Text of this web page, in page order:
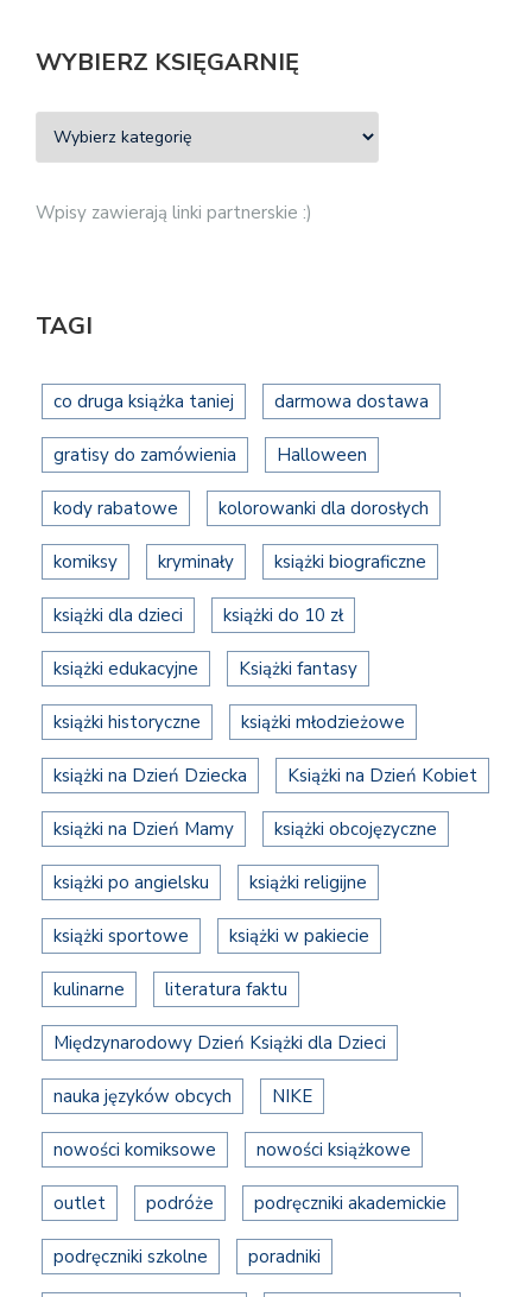
WYBIERZ KSIĘGARNIĘ
Wpisy zawierają linki partnerskie :)
TAGI
co druga książka taniej darmowa dostawa
gratisy do zamówienia Halloween
kody rabatowe kolorowanki dla dorosłych
komiksy kryminały książki biograficzne
książki dla dzieci książki do 10 zł
książki edukacyjne Książki fantasy
książki historyczne książki młodzieżowe
książki na Dzień Dziecka Książki na Dzień Kobiet
książki na Dzień Mamy książki obcojęzyczne
książki po angielsku książki religijne
książki sportowe książki w pakiecie
kulinarne literatura faktu
Międzynarodowy Dzień Książki dla Dzieci
nauka języków obcych NIKE
nowości komiksowe nowości książkowe
outlet podróże podręczniki akademickie
podręczniki szkolne poradniki